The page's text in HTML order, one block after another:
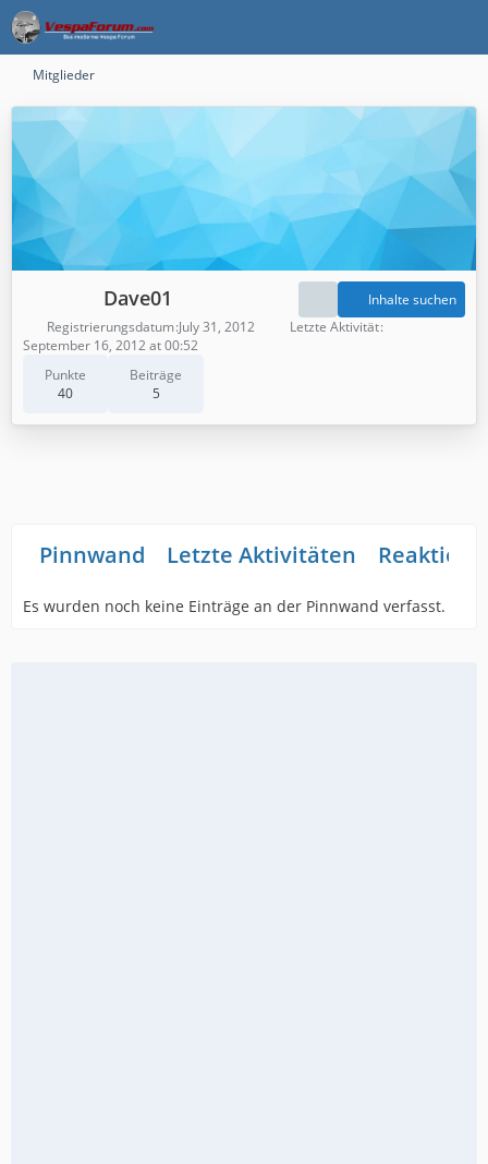
Mitglieder
Dave01
Punkte
40
Beiträge
5
Inhalte suchen
Registrierungsdatum July 31, 2012
Letzte Aktivität
September 16, 2012 at 00:52
Pinnwand Letzte Aktivitäten
Es wurden noch keine Einträge an der Pinnwand verfasst.